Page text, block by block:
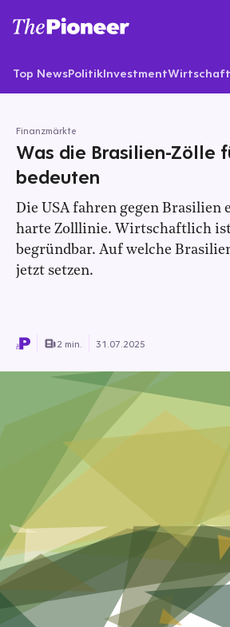
Top NewsPolitikInvestmentWirtschaft
Finanzmärkte
Was die Brasilien-Zölle
bedeuten
Die USA fahren gegen Brasilien
harte Zolllinie. Wirtschaftlich
begründbar. Auf welche
jetzt setzen.
2 min. 31.07.2025